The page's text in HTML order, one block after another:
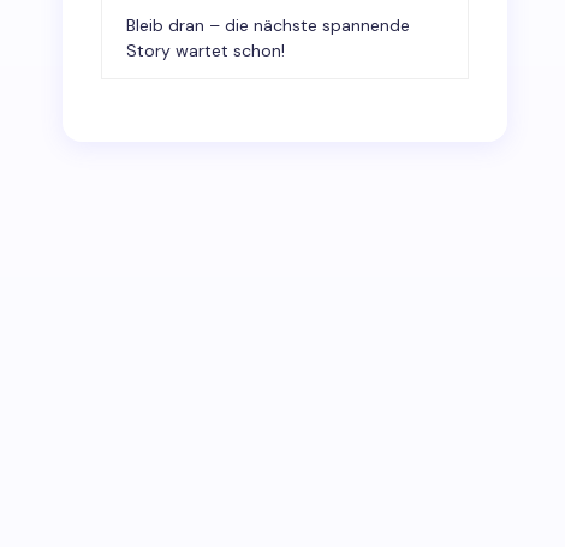
Bleib dran – die nächste spannende
Story wartet schon!